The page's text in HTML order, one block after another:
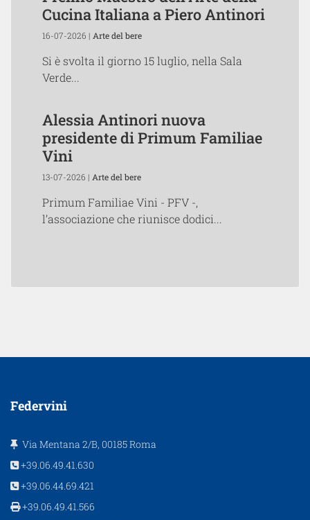
Cucina Italiana a Piero Antinori
16-07-2026 | Arte del bere
Si è svolta il giorno 15 luglio, nella Sala
Verde...
Alessia Antinori nuova
presidente di Primum Familiae
Vini
13-07-2026 | Arte del bere
Primum Familiae Vini - PFV -,
l’associazione che riunisce dodici...
Federvini
Via Mentana 2/B, 00185 Roma
+39.06.49.41.630
+39.06.44.69.421
+39.06.49.41.566